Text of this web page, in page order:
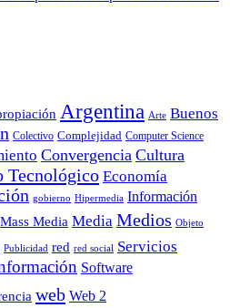
Argentina Arte Buenos
Colectivo Complejidad Computer Science
Convergencia Cultura
Tecnológico Economía
gobierno Hipermedia Información
Mass Media Media Medios Objeto
Publicidad red red social Servicios
Software
web Web 2